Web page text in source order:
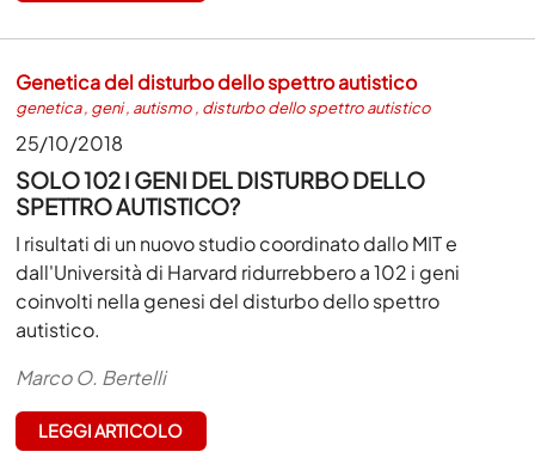
Genetica del disturbo dello spettro autistico
genetica, geni, autismo, disturbo dello spettro autistico
25/10/2018
SOLO 102 I GENI DEL DISTURBO DELLO
SPETTRO AUTISTICO?
I risultati di un nuovo studio coordinato dallo MIT e
dall'Università di Harvard ridurrebbero a 102 i geni
coinvolti nella genesi del disturbo dello spettro
autistico.
Marco O. Bertelli
LEGGI ARTICOLO